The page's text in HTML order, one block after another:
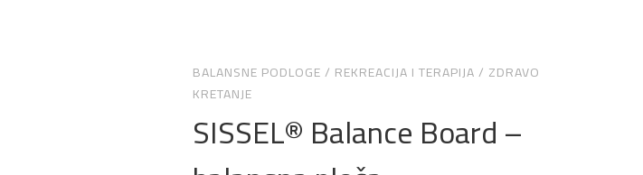
BALANSNE PODLOGE/ REKREACIJA I TERAPIJA/ ZDRAVO
KRETANJE
SISSEL® Balance Board –